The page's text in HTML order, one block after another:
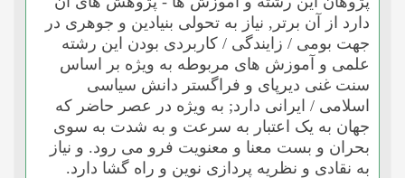
دارد از آن برتر, نیاز به تحولى بنیادین و جوهرى در
جهت بومى / زایندگى / کاربردى بودن این رشته
علمى و آموزش هاى مربوطه به ویژه بر اساس
سنت غنى دیرپاى و فراگستر دانش سیاسى
اسلامى / ایرانى دارد; به ویژه در عصر حاضر که
جهان به یک اعتبار به سرعت و به شدت به سوى
بحران و بست معنا و معنویت فرو مى رود. و نیاز
به نقادى و نظریه پردازى نوین و راه گشا دارد.